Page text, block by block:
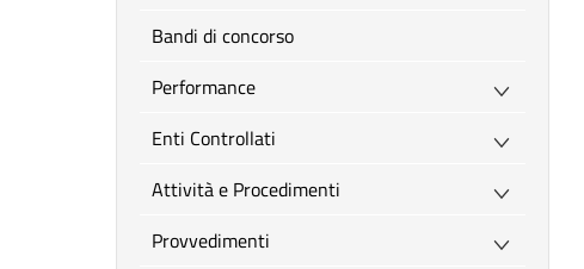
Bandi di concorso
Performance
Enti Controllati
Attività e Procedimenti
Provvedimenti